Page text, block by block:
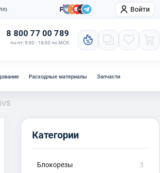
Компания Войти
8 800 77 00 789
пн-пт: 9:00 - 18:00 по МСК
Расходные материалы Запчасти
Категории
Блокорезы 3